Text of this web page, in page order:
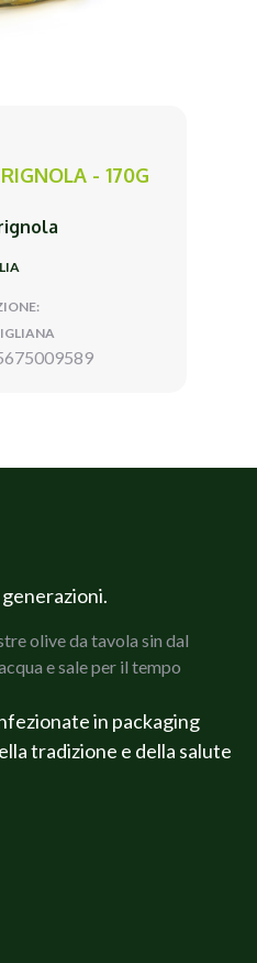
- 170G
olive da tavola sin dal
e sale per il tempo
in packaging
tradizione e della salute